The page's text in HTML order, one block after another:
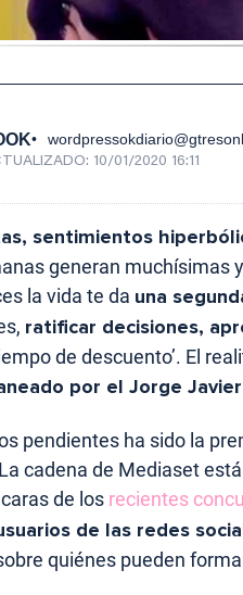
10/01/2020 16:11
sentimientos
generan muchísimas
la vida te da una
ratificar decisiones,
de descuento’. El
por el Jorge
pendientes ha sido la
cadena de Mediaset
de los recientes
de las redes
quiénes pueden